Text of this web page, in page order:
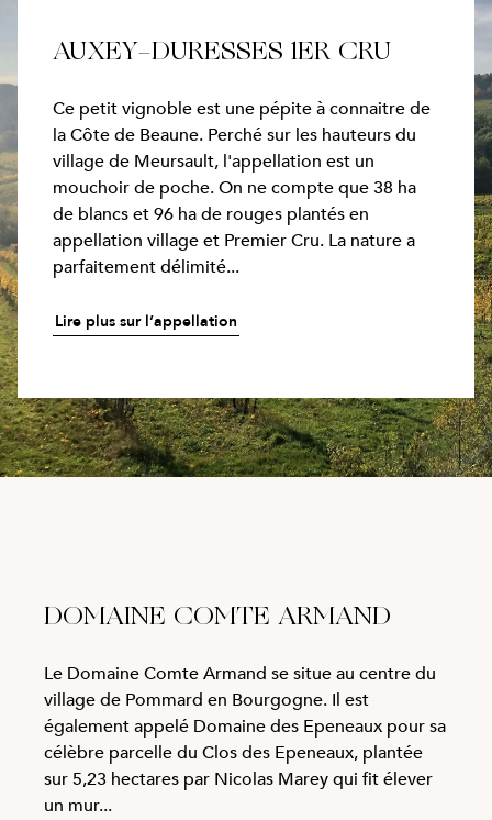
AUXEY-DURESSES 1ER CRU
Ce petit vignoble est une pépite à connaitre de
la Côte de Beaune. Perché sur les hauteurs du
village de Meursault, l'appellation est un
mouchoir de poche. On ne compte que 38 ha
de blancs et 96 ha de rouges plantés en
appellation village et Premier Cru. La nature a
parfaitement délimité...
Lire plus sur l’appellation
DOMAINE COMTE ARMAND
Le Domaine Comte Armand se situe au centre du
village de Pommard en Bourgogne. Il est
également appelé Domaine des Epeneaux pour sa
célèbre parcelle du Clos des Epeneaux, plantée
sur 5,23 hectares par Nicolas Marey qui fit élever
un mur...